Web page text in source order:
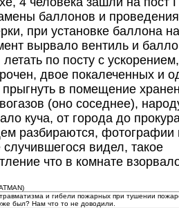
баллонов и проведения
при установке баллона на
вырвало вентиль и
летать по посту с
двое покалеченных и
прыгнуть в помещение
(оно соседнее),
куча, от города до
разбираются, фотографии
случившегося видел, такое
что в комнате
)
и гибели пожарных при тушении
был? Нам что то не доводили.